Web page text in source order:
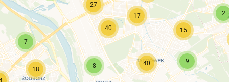
9
18
7
17
15
2
8 40
40
27